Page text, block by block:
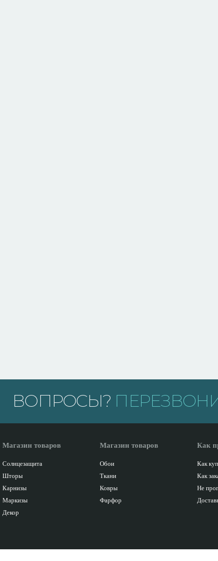
ВОПРОСЫ?
Магазин товаров
Солнцезащита
Шторы
Карнизы
Маркизы
Декор
Магазин товаров
Обои
Ткани
Ковры
Фарфор
Как
Как
Как
Не